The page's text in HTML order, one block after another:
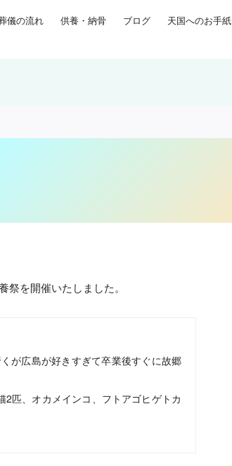
儀の流れ 供養・納骨 ブログ 天国へのお手紙
を開催いたしました。
が広島が好きすぎて卒業後すぐに故郷
匹、オカメインコ、フトアゴヒゲトカ